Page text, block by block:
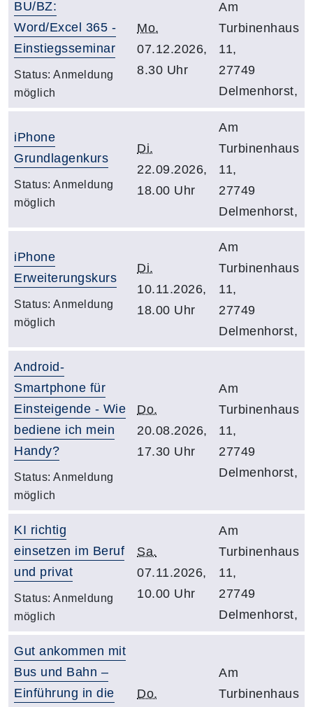
BU/BZ:
Word/Excel 365 -
Einstiegsseminar
Status: Anmeldung
möglich
Mo.
07.12.2026,
8.30 Uhr
Am
Turbinenhaus
11,
27749
Delmenhorst,
iPhone
Grundlagenkurs
Status: Anmeldung
möglich
Di.
22.09.2026,
18.00 Uhr
Am
Turbinenhaus
11,
27749
Delmenhorst,
iPhone
Erweiterungskurs
Status: Anmeldung
möglich
Di.
10.11.2026,
18.00 Uhr
Am
Turbinenhaus
11,
27749
Delmenhorst,
Android-
Smartphone für
Einsteigende - Wie
bediene ich mein
Handy?
Status: Anmeldung
möglich
Do.
20.08.2026,
17.30 Uhr
Am
Turbinenhaus
11,
27749
Delmenhorst,
KI richtig
einsetzen im Beruf
und privat
Status: Anmeldung
möglich
Sa.
07.11.2026,
10.00 Uhr
Am
Turbinenhaus
11,
27749
Delmenhorst,
Gut ankommen mit
Bus und Bahn –
Einführung in die
Do.
Am
Turbinenhaus